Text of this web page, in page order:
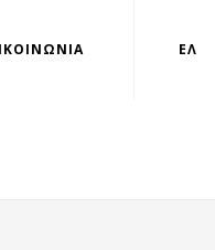
ΕΛ